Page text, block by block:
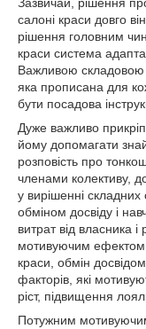
салоні краси довго
рішення головним
краси система
Важливою складовою
яка прописана для
бути посадова
Дуже важливо
йому допомагати
розповість про
членами колективу,
у вирішенні складних
обміном досвіду і
витрат від власника
мотивуючим
краси, обмін
факторів, які
ріст, підвищення
Потужним